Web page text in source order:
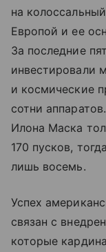
на
Европой и ее
За последние
инвестировали
и космические
сотни
Илона Маска
170 пусков,
лишь восемь.
Успех
связан с
которые